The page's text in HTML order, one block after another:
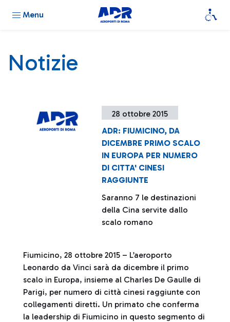
Menu
Notizie
28 ottobre 2015
ADR: FIUMICINO, DA
DICEMBRE PRIMO SCALO
IN EUROPA PER NUMERO
DI CITTA' CINESI
RAGGIUNTE
Saranno 7 le destinazioni
della Cina servite dallo
scalo romano
Fiumicino, 28 ottobre 2015 – L’aeroporto
Leonardo da Vinci sarà da dicembre il primo
scalo in Europa, insieme al Charles De Gaulle di
Parigi, per numero di città cinesi raggiunte con
collegamenti diretti. Un primato che conferma
la leadership di Fiumicino in questo segmento di